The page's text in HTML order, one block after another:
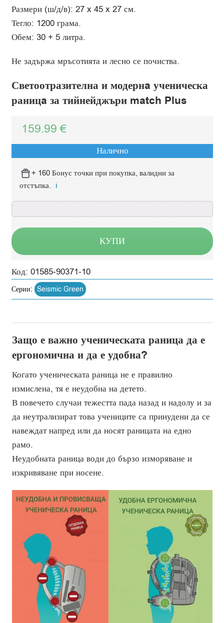
Размери (ш/д/в): 27 x 45 x 27 см.
Тегло: 1200 грама.
Обем: 30 + 5 литра.
Не задържа мръсотията и лесно се почиства.
Светоотразителна и модернa ученическа
раницa за тийнейджъри match Plus
159.99€
Налично
+ 160 Бонус точки при покупка, валидни за
отстъпка. ℹ️
КУПИ
Код:01585-90371-10
Серии: Seismic Green
Защо е важно ученическата раница да е
ергономична и да е удобна?
Когато ученическата раница не е правилно
измислена, тя е неудобна на детето.
В повечето случаи тежестта пада назад и надолу и за
да неутрализират това учениците са принудени да се
навеждат напред или да носят раницата на едно
рамо.
Неудобната раница води до бързо изморяване и
изкривяване при носене.